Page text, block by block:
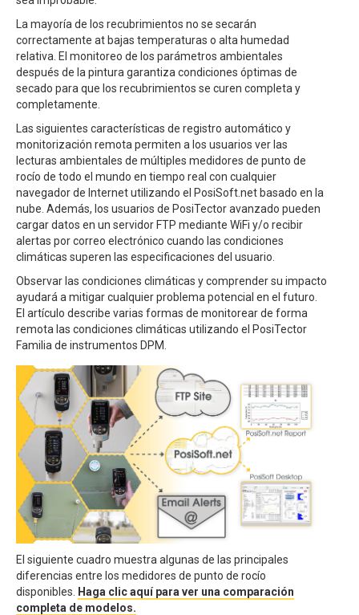
La mayoría de los recubrimientos no se secarán
correctamente at bajas temperaturas o alta humedad
relativa. El monitoreo de los parámetros ambientales
después de la pintura garantiza condiciones óptimas de
secado para que los recubrimientos se curen completa y
completamente.
Las siguientes características de registro automático y
monitorización remota permiten a los usuarios ver las
lecturas ambientales de múltiples medidores de punto de
rocío de todo el mundo en tiempo real con cualquier
navegador de Internet utilizando el PosiSoft.net basado en la
nube. Además, los usuarios de PosiTector avanzado pueden
cargar datos en un servidor FTP mediante WiFi y/o recibir
alertas por correo electrónico cuando las condiciones
climáticas superen las especificaciones del usuario.
Observar las condiciones climáticas y comprender su impacto
ayudará a mitigar cualquier problema potencial en el futuro.
El artículo describe varias formas de monitorear de forma
remota las condiciones climáticas utilizando el PosiTector
Familia de instrumentos DPM.
El siguiente cuadro muestra algunas de las principales
diferencias entre los medidores de punto de rocío
disponibles.
Haga clic aquí para ver una comparación
completa de modelos.